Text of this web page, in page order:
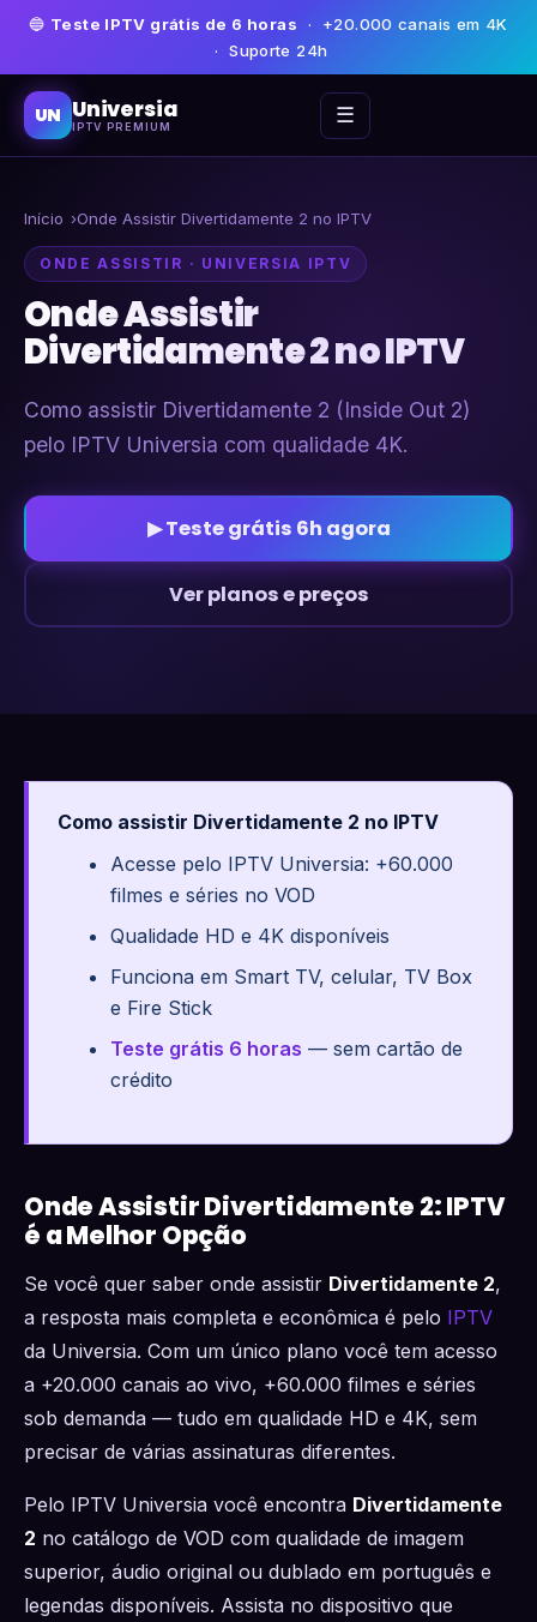
🔵 Teste IPTV grátis de 6 horas · +20.000 canais em 4K
· Suporte 24h
UN Universia
IPTV PREMIUM ☰
Início Onde Assistir Divertidamente 2 no IPTV
ONDE ASSISTIR · UNIVERSIA IPTV
Onde Assistir
Divertidamente 2 no IPTV
Como assistir Divertidamente 2 (Inside Out 2)
pelo IPTV Universia com qualidade 4K.
▶ Teste grátis 6h agora
Ver planos e preços
Como assistir Divertidamente 2 no IPTV
Acesse pelo IPTV Universia: +60.000
filmes e séries no VOD
Qualidade HD e 4K disponíveis
Funciona em Smart TV, celular, TV Box
e Fire Stick
Teste grátis 6 horas — sem cartão de
crédito
Onde Assistir Divertidamente 2: IPTV
é a Melhor Opção
Se você quer saber onde assistir Divertidamente 2,
a resposta mais completa e econômica é pelo IPTV
da Universia. Com um único plano você tem acesso
a +20.000 canais ao vivo, +60.000 filmes e séries
sob demanda — tudo em qualidade HD e 4K, sem
precisar de várias assinaturas diferentes.
Pelo IPTV Universia você encontra Divertidamente
2 no catálogo de VOD com qualidade de imagem
superior, áudio original ou dublado em português e
legendas disponíveis. Assista no dispositivo que